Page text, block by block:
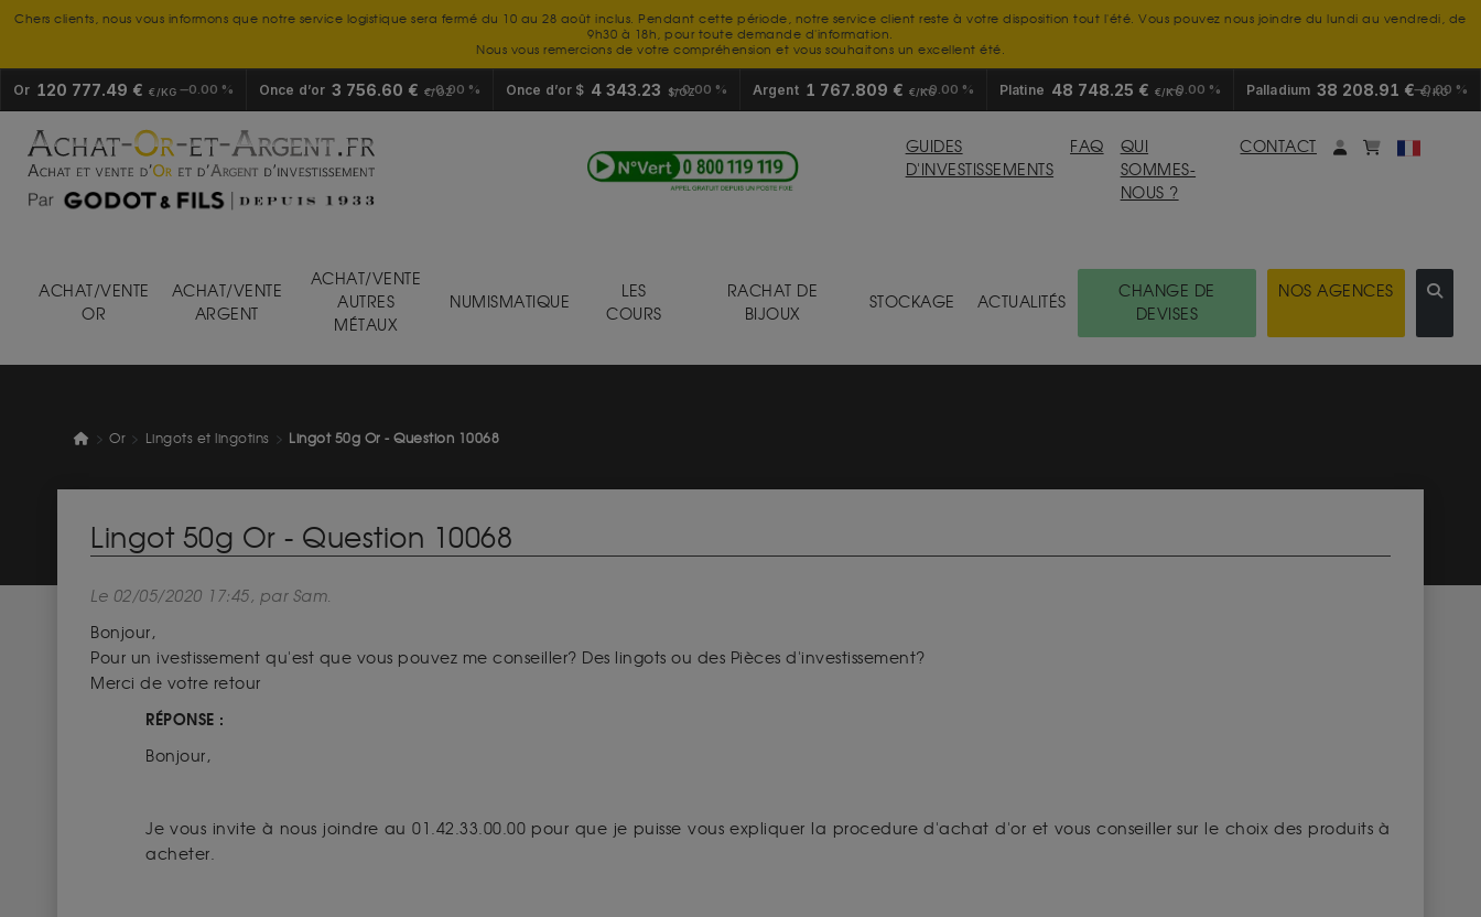
Chers clients, nous vous informons que notre service logistique sera fermé du 10 au 28 août inclus. Pendant cette période, notre service client reste à votre disposition tout l'été. Vous pouvez nous joindre du lundi au vendredi, de
9h30 à 18h, pour toute demande d'information.
Nous vous remercions de votre compréhension et vous souhaitons un excellent été.
Or 120 777.49 € €/KG 0.00 % Once d’or 3 756.60 € €/OZ
0.00 % Once d’or $ 4 343.23 $/OZ0.00 % Argent 1 767.809 € €/KG0.00 % Platine 48 748.25 € €/KG0.00 % Palladium 38 208.91 €€/KG
0.00 %
GUIDES
D'INVESTISSEMENTS
FAQ
QUI
SOMMES-
NOUS ?
CONTACT Mon compte
monpanier
ACHAT/VENTE
OR
ACHAT/VENTE
ARGENT
ACHAT/VENTE
AUTRES
MÉTAUX
NUMISMATIQUE
LES
COURS
RACHAT DE
BIJOUX
STOCKAGE ACTUALITÉS
CHANGE DE
DEVISES
NOS AGENCES
Or Lingots et lingotins Lingot 50g Or - Question 10068
Lingot 50g Or - Question 10068
Le 02/05/2020 17:45, par Sam.
Bonjour,
Pour un ivestissement qu'est que vous pouvez me conseiller? Des lingots ou des Pièces d'investissement?
Merci de votre retour
RÉPONSE :
Bonjour,
Je vous invite à nous joindre au 01.42.33.00.00 pour que je puisse vous expliquer la procedure d'achat d'or et vous conseiller sur le choix des produits à
acheter.